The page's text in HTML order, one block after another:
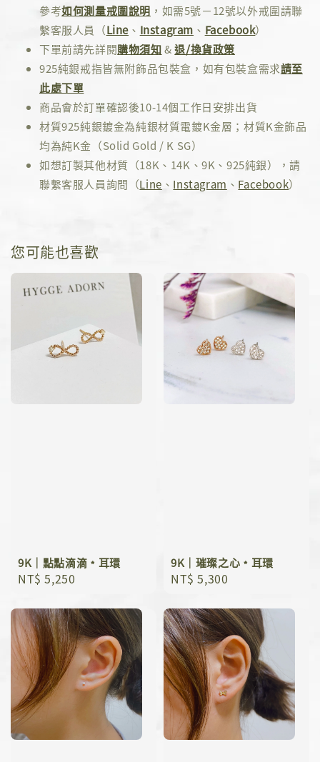
參考如何測量戒圍說明 ，如需5號－12號以外戒圍請聯
繫客服人員（Line 、 Instagram 、 Facebook）
下單前請先詳閱購物須知&退/換貨政策
925純銀戒指皆無附飾品包裝盒，如有包裝盒需求請至
此處下單
商品會於訂單確認後10-14個工作日安排出貨
材質925純銀鍍金為純銀材質電鍍K金層；材質K金飾品
均為純K金（Solid Gold / K SG）
如想訂製其他材質（18K、14K、9K、925純銀），請
聯繫客服人員詢問（Line 、 Instagram 、 Facebook）
您可能也喜歡
9K｜點點滴滴﹡耳環
Regular
NT$ 5,250
9K｜璀璨之心﹡耳環
Regular
NT$ 5,300